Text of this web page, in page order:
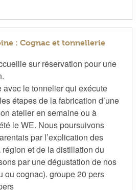
: Cognac et tonnellerie
sur réservation pour une
avec le tonnelier qui exécute
étapes de la fabrication d’une
atelier en semaine ou à
le WE. Nous poursuivons
par l’explication des
et de la distillation du
par une dégustation de nos
ou cognac). groupe 20 pers